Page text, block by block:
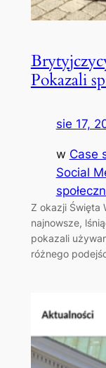
Pokazali
sie 17,
w Case
Social
Z okazji Święta
najnowsze,
pokazali
różnego